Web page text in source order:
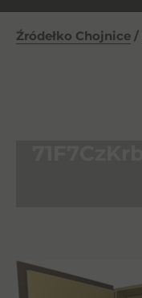
Źródełko Chojnice /